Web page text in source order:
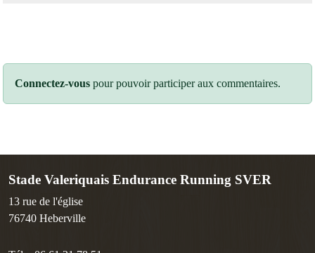
Connectez-vous pour pouvoir participer aux commentaires.
Stade Valeriquais Endurance Running SVER
13 rue de l'église
76740 Heberville